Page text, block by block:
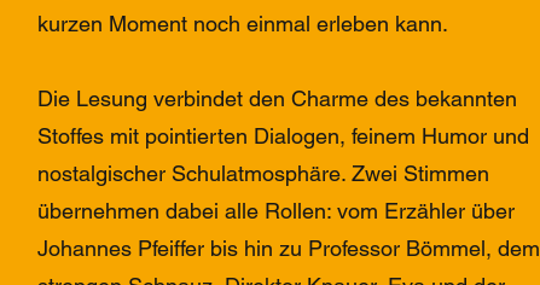
kurzen Moment noch einmal erleben kann.
Die Lesung verbindet den Charme des bekannten
Stoffes mit pointierten Dialogen, feinem Humor und
nostalgischer Schulatmosphäre. Zwei Stimmen
übernehmen dabei alle Rollen: vom Erzähler über
Johannes Pfeiffer bis hin zu Professor Bömmel, dem